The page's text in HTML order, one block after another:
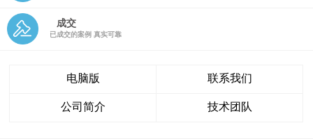
成交
已成交的案例 真实可靠
电脑版 联系我们
公司简介 技术团队